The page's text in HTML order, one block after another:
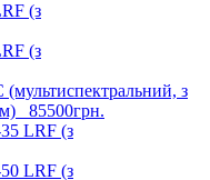
(з
(з
(мультиспектральний, з
85500грн.
LRF (з
LRF (з